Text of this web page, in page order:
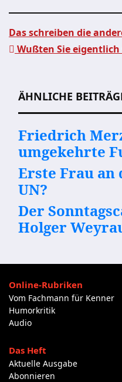
Das schreiben die
Wußten Sie
ÄHNLICHE
Friedrich
umgekehrte
Erste Frau an
UN?
Der
Holger
Online-Rubriken
Vom Fachmann für Kenner
Humorkritik
Audio
Das Heft
Aktuelle Ausgabe
Abonnieren